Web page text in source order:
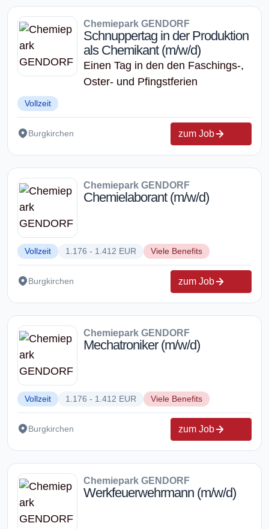
Chemiepark GENDORF
Schnuppertag in der Produktion
als Chemikant (m/w/d)
Einen Tag in den den Faschings-,
Oster- und Pfingstferien
Vollzeit
Burgkirchen zum Job
Chemiepark GENDORF
Chemielaborant (m/w/d)
Vollzeit 1.176 - 1.412 EUR Viele Benefits
Burgkirchen zum Job
Chemiepark GENDORF
Mechatroniker (m/w/d)
Vollzeit 1.176 - 1.412 EUR Viele Benefits
Burgkirchen zum Job
Chemiepark GENDORF
Werkfeuerwehrmann (m/w/d)